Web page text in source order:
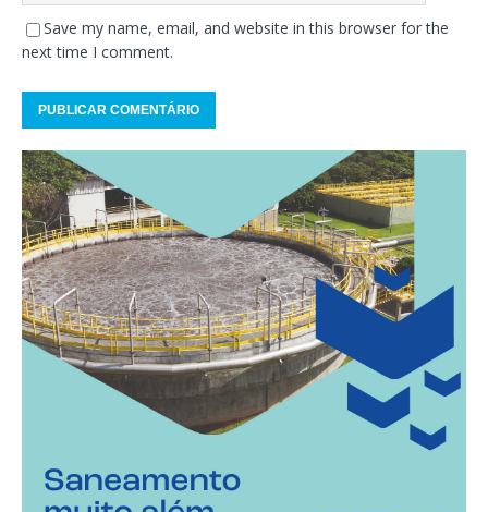
Save my name, email, and website in this browser for the
next time I comment.